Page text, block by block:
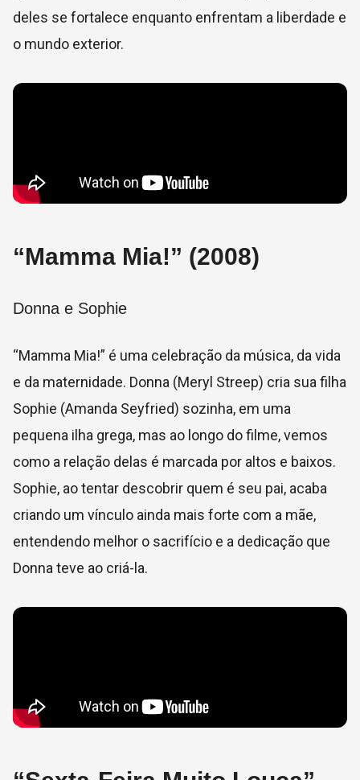
deles se fortalece enquanto enfrentam a liberdade e
o mundo exterior.
“Mamma Mia!” (2008)
Donna e Sophie
“Mamma Mia!” é uma celebração da música, da vida
e da maternidade. Donna (Meryl Streep) cria sua filha
Sophie (Amanda Seyfried) sozinha, em uma
pequena ilha grega, mas ao longo do filme, vemos
como a relação delas é marcada por altos e baixos.
Sophie, ao tentar descobrir quem é seu pai, acaba
criando um vínculo ainda mais forte com a mãe,
entendendo melhor o sacrifício e a dedicação que
Donna teve ao criá-la.